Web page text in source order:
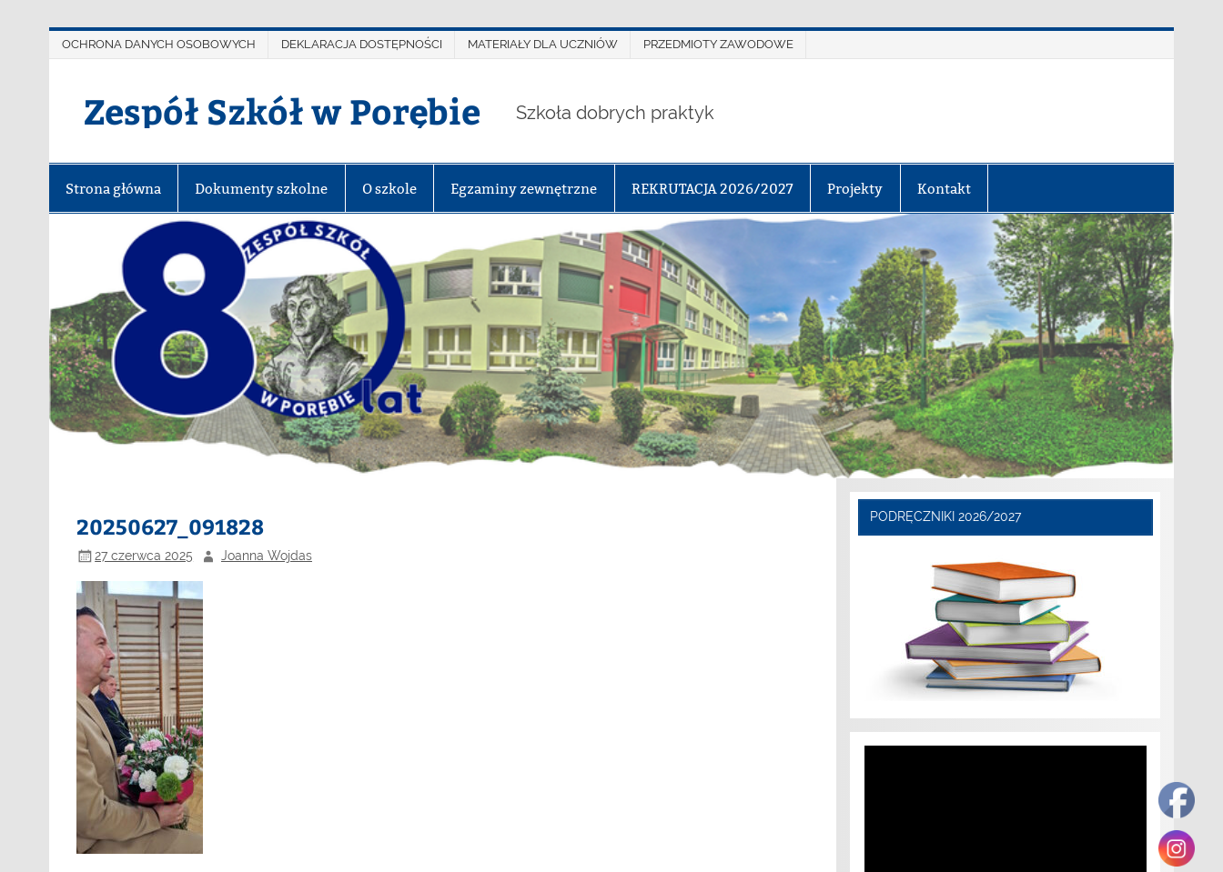
OCHRONA DANYCH OSOBOWYCH DEKLARACJA DOSTĘPNOŚCI MATERIAŁY DLA UCZNIÓW PRZEDMIOTY ZAWODOWE
Zespół Szkół w Porębie Szkoła dobrych praktyk
Strona główna Dokumenty szkolne O szkole Egzaminy zewnętrzne REKRUTACJA 2026/2027 Projekty Kontakt
20250627_091828
27 czerwca 2025 Joanna Wojdas
PODRĘCZNIKI 2026/2027